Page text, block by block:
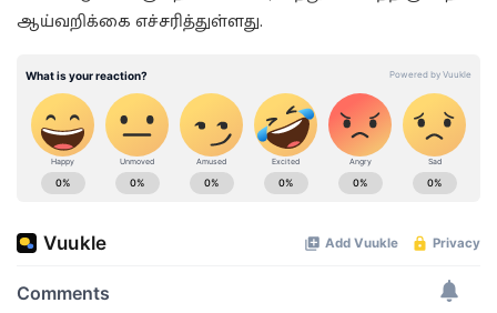
ஆய்வறிக்கை எச்சரித்துள்ளது.